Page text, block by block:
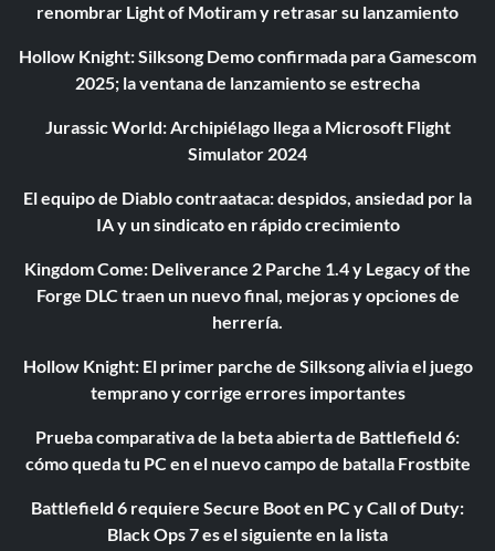
renombrar Light of Motiram y retrasar su lanzamiento
Hollow Knight: Silksong Demo confirmada para Gamescom
2025; la ventana de lanzamiento se estrecha
Jurassic World: Archipiélago llega a Microsoft Flight
Simulator 2024
El equipo de Diablo contraataca: despidos, ansiedad por la
IA y un sindicato en rápido crecimiento
Kingdom Come: Deliverance 2 Parche 1.4 y Legacy of the
Forge DLC traen un nuevo final, mejoras y opciones de
herrería.
Hollow Knight: El primer parche de Silksong alivia el juego
temprano y corrige errores importantes
Prueba comparativa de la beta abierta de Battlefield 6:
cómo queda tu PC en el nuevo campo de batalla Frostbite
Battlefield 6 requiere Secure Boot en PC y Call of Duty:
Black Ops 7 es el siguiente en la lista